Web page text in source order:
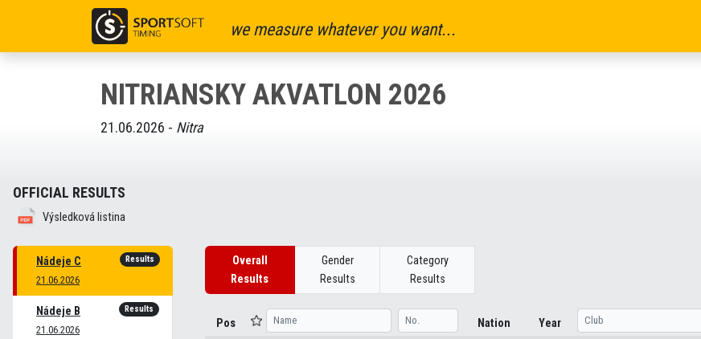
we measure whatever you want...
NITRIANSKY AKVATLON 2026
21.06.2026 - Nitra
OFFICIAL RESULTS
Výsledková listina
Nádeje C
21.06.2026
Results
Nádeje B
21.06.2026
Results
Overall
Results
Gender
Results
Category
Results
Pos Nation Year